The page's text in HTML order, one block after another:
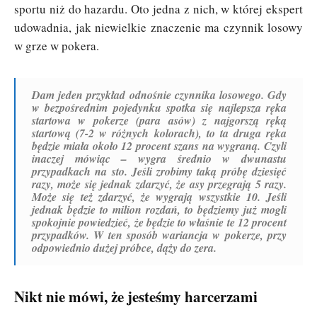
sportu niż do hazardu. Oto jedna z nich, w której ekspert
udowadnia, jak niewielkie znaczenie ma czynnik losowy
w grze w pokera.
Dam jeden przykład odnośnie czynnika losowego. Gdy
w bezpośrednim pojedynku spotka się najlepsza ręka
startowa w pokerze (para asów) z najgorszą ręką
startową (7-2 w różnych kolorach), to ta druga ręka
będzie miała około 12 procent szans na wygraną. Czyli
inaczej mówiąc – wygra średnio w dwunastu
przypadkach na sto. Jeśli zrobimy taką próbę dziesięć
razy, może się jednak zdarzyć, że asy przegrają 5 razy.
Może się też zdarzyć, że wygrają wszystkie 10. Jeśli
jednak będzie to milion rozdań, to będziemy już mogli
spokojnie powiedzieć, że będzie to właśnie te 12 procent
przypadków. W ten sposób wariancja w pokerze, przy
odpowiednio dużej próbce, dąży do zera.
Nikt nie mówi, że jesteśmy harcerzami